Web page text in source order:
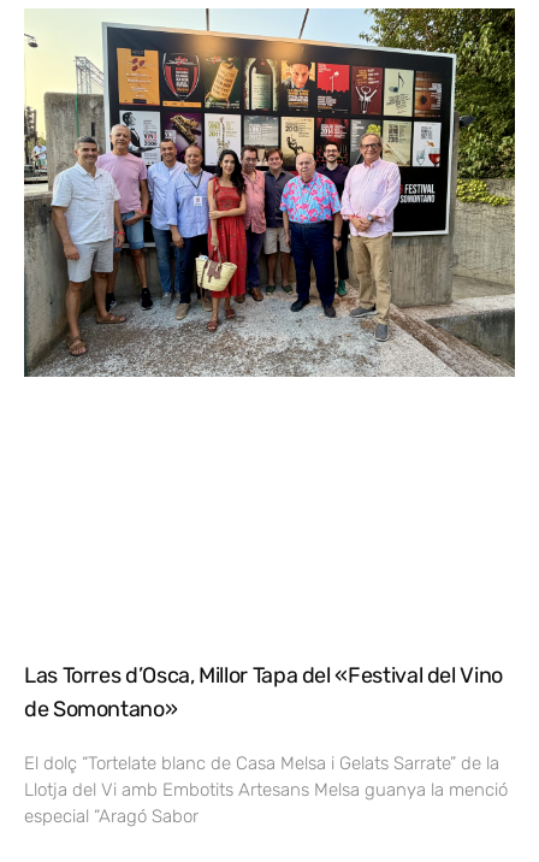
Las Torres d’Osca, Millor Tapa del «Festival del Vino
de Somontano»
El dolç “Tortelate blanc de Casa Melsa i Gelats Sarrate” de la
Llotja del Vi amb Embotits Artesans Melsa guanya la menció
especial “Aragó Sabor